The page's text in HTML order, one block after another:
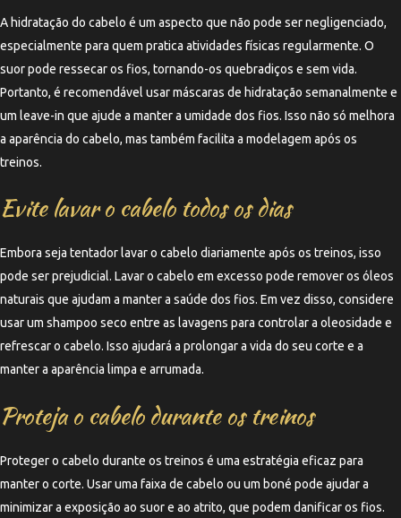
A hidratação do cabelo é um aspecto que não pode ser negligenciado,
especialmente para quem pratica atividades físicas regularmente. O
suor pode ressecar os fios, tornando-os quebradiços e sem vida.
Portanto, é recomendável usar máscaras de hidratação semanalmente e
um leave-in que ajude a manter a umidade dos fios. Isso não só melhora
a aparência do cabelo, mas também facilita a modelagem após os
treinos.
Evite lavar o cabelo todos os dias
Embora seja tentador lavar o cabelo diariamente após os treinos, isso
pode ser prejudicial. Lavar o cabelo em excesso pode remover os óleos
naturais que ajudam a manter a saúde dos fios. Em vez disso, considere
usar um shampoo seco entre as lavagens para controlar a oleosidade e
refrescar o cabelo. Isso ajudará a prolongar a vida do seu corte e a
manter a aparência limpa e arrumada.
Proteja o cabelo durante os treinos
Proteger o cabelo durante os treinos é uma estratégia eficaz para
manter o corte. Usar uma faixa de cabelo ou um boné pode ajudar a
minimizar a exposição ao suor e ao atrito, que podem danificar os fios.